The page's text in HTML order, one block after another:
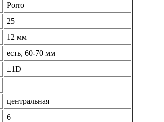
Porro
25
12 мм
есть, 60-70 мм
±1D
центральная
6